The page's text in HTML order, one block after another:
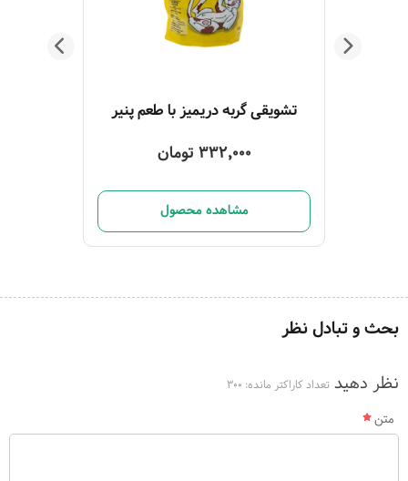
تشویقی گربه دریمیز با طعم پنیر
332,000 تومان
مشاهده محصول
بحث و تبادل نظر
نظر دهید تعداد کاراکتر مانده: 300
متن